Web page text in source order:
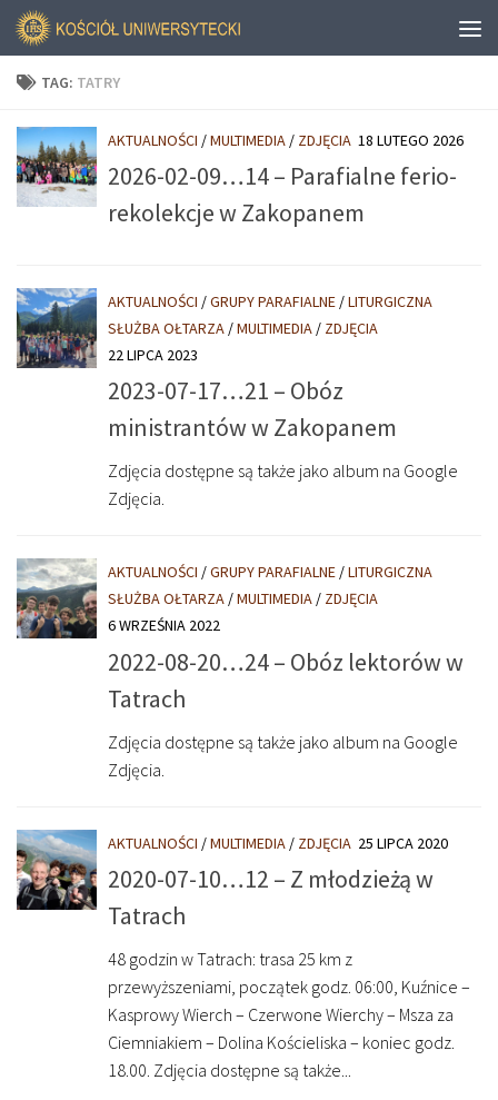
TAG: TATRY
AKTUALNOŚCI /MULTIMEDIA / ZDJĘCIA 18 LUTEGO 2026
2026-02-09…14 – Parafialne ferio-
rekolekcje w Zakopanem
AKTUALNOŚCI /GRUPY PARAFIALNE /LITURGICZNA
SŁUŻBA OŁTARZA /MULTIMEDIA / ZDJĘCIA
22 LIPCA 2023
2023-07-17…21 – Obóz
ministrantów w Zakopanem
Zdjęcia dostępne są także jako album na Google
Zdjęcia.
AKTUALNOŚCI /GRUPY PARAFIALNE /LITURGICZNA
SŁUŻBA OŁTARZA /MULTIMEDIA / ZDJĘCIA
6 WRZEŚNIA 2022
2022-08-20…24 – Obóz lektorów w
Tatrach
Zdjęcia dostępne są także jako album na Google
Zdjęcia.
AKTUALNOŚCI /MULTIMEDIA / ZDJĘCIA 25 LIPCA 2020
2020-07-10…12 – Z młodzieżą w
Tatrach
48 godzin w Tatrach: trasa 25 km z
przewyższeniami, początek godz. 06:00, Kuźnice –
Kasprowy Wierch – Czerwone Wierchy – Msza za
Ciemniakiem – Dolina Kościeliska – koniec godz.
18.00. Zdjęcia dostępne są także...